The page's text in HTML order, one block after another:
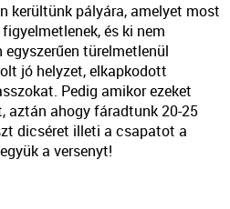
kerültünk pályára, amelyet most
és ki nem
türelmetlenül
jó helyzet, elkapkodott
Pedig amikor ezeket
aztán ahogy fáradtunk 20-25
dicséret illeti a csapatot a
a versenyt!